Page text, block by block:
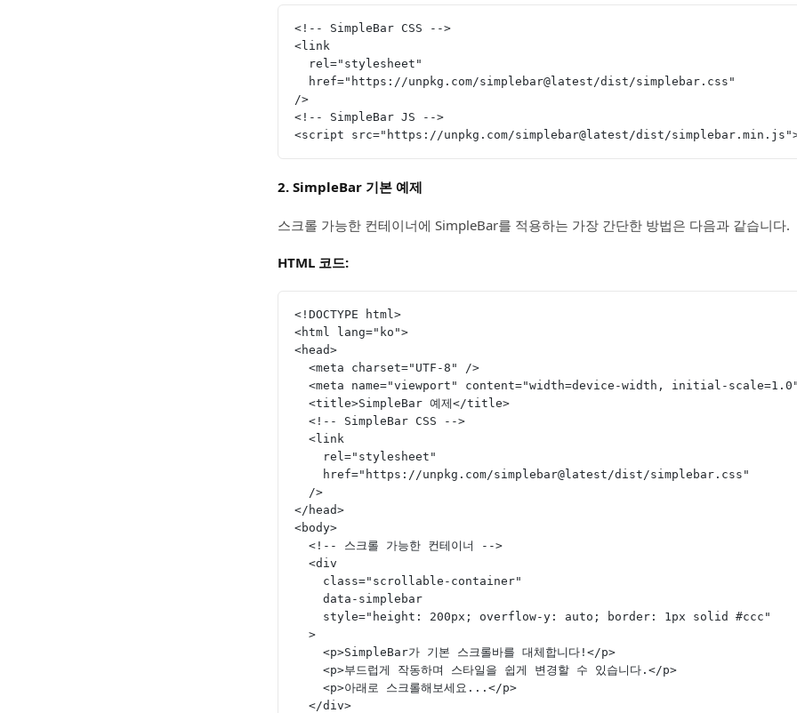
<!-- SimpleBar CSS -->
<link
  rel="stylesheet"
  href="https://unpkg.com/simplebar@latest/dist/simplebar.css"
/>
<!-- SimpleBar JS -->
<script src="https://unpkg.com/simplebar@latest/dist/
2. SimpleBar 기본 예제
스크롤 가능한 컨테이너에 SimpleBar를 적용하는 가장 간단한 방법은 다음과 같습니다.
HTML 코드:
<!DOCTYPE html>
<html lang="ko">
<head>
  <meta charset="UTF-8" />
<meta name="viewport" content="width=device-width, initial-
  <title>SimpleBar 예제</title>
  <!-- SimpleBar CSS -->
  <link
    rel="stylesheet"
    href="https://unpkg.com/simplebar@latest/dist/simplebar.css"
  />
</head>
<body>
  <!-- 스크롤 가능한 컨테이너 -->
  <div
    class="scrollable-container"
    data-simplebar
    style="height: 200px; overflow-y: auto; border: 1px solid #ccc"
  >
    <p>SimpleBar가 기본 스크롤바를 대체합니다!</p>
    <p>부드럽게 작동하며 스타일을 쉽게 변경할 수 있습니다.</p>
    <p>아래로 스크롤해보세요...</p>
  </div>